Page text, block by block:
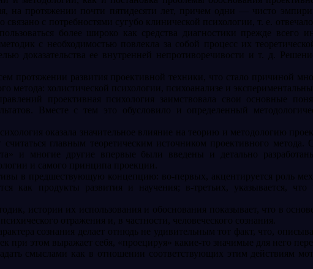
на протяжении почти пятидесяти лет, причем одни — чисто
с потребностями сугубо клинической психологии, т. е.
более широко как средства диагностики прежде всего
с необходимостью повлекла за собой процесс их
доказательства ее внутренней непротиворечивости и т. д.
протяжении развития проективной техники, что стало причиной
метода: холистической психологии, психоанализе и
проективная психология заимствовала свои основные
Вместе с тем это обусловило и определенный
оказала значительное влияние на теорию и методологию
главным теоретическим источником проективного
и многие другие впервые были введены и детально
и самого принципа проекции.
в предшествующую концепцию: во-первых, акцентируется роль
как продукты развития и научения; в-третьих, указывается,
истории их использования и обоснования показывает, что в
отражения и, в частности, человеческого сознания.
сознания делает отнюдь не удивительным тот факт, что,
при этом выражает себя, «проецируя» какие-то значимые для него
смыслами как в отношении соответствующих этим действиям